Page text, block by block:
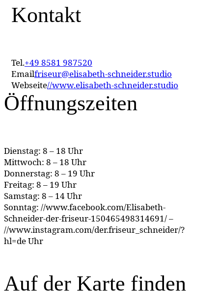
Kontakt
Tel.+49 8581 987520
Emailfriseur@elisabeth-schneider.studio
Webseite//www.elisabeth-schneider.studio
Öffnungszeiten
Dienstag: 8 – 18 Uhr
Mittwoch: 8 – 18 Uhr
Donnerstag: 8 – 19 Uhr
Freitag: 8 – 19 Uhr
Samstag: 8 – 14 Uhr
Sonntag: //www.facebook.com/Elisabeth-
Schneider-der-friseur-150465498314691/ –
//www.instagram.com/der.friseur_schneider/?
hl=de Uhr
Auf der Karte finden